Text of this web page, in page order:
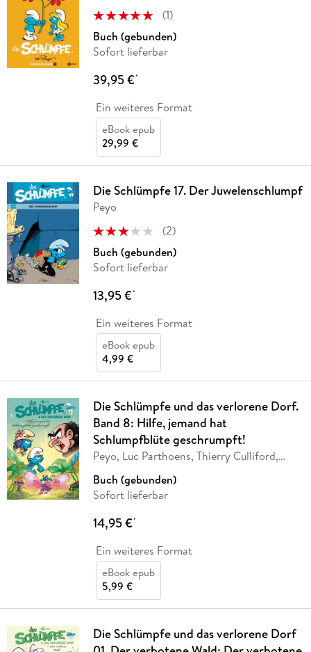
(1)
Buch (gebunden)
Sofort lieferbar
39,95 €*
Ein weiteres Format
eBook epub
29,99 €
Die Schlümpfe 17. Der Juwelenschlumpf
Peyo
(2)
Buch (gebunden)
Sofort lieferbar
13,95 €*
Ein weiteres Format
eBook epub
4,99 €
Die Schlümpfe und das verlorene Dorf.
Band 8: Hilfe, jemand hat
Schlumpfblüte geschrumpft!
Peyo, Luc Parthoens, Thierry Culliford,
Buch (gebunden)
Sofort lieferbar
14,95 €*
Ein weiteres Format
eBook epub
5,99 €
Die Schlümpfe und das verlorene Dorf